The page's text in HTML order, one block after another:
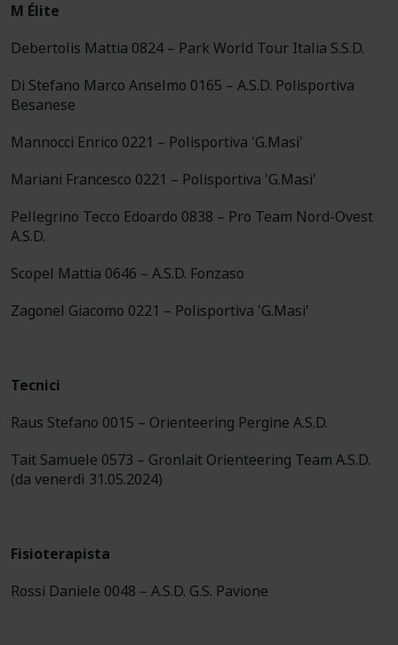
M Élite
Debertolis Mattia 0824 – Park World Tour Italia S.S.D.
Di Stefano Marco Anselmo 0165 – A.S.D. Polisportiva
Besanese
Mannocci Enrico 0221 – Polisportiva 'G.Masi'
Mariani Francesco 0221 – Polisportiva 'G.Masi'
Pellegrino Tecco Edoardo 0838 – Pro Team Nord-Ovest
A.S.D.
Scopel Mattia 0646 – A.S.D. Fonzaso
Zagonel Giacomo 0221 – Polisportiva 'G.Masi'
Tecnici
Raus Stefano 0015 – Orienteering Pergine A.S.D.
Tait Samuele 0573 – Gronlait Orienteering Team A.S.D.
(da venerdì 31.05.2024)
Fisioterapista
Rossi Daniele 0048 – A.S.D. G.S. Pavione